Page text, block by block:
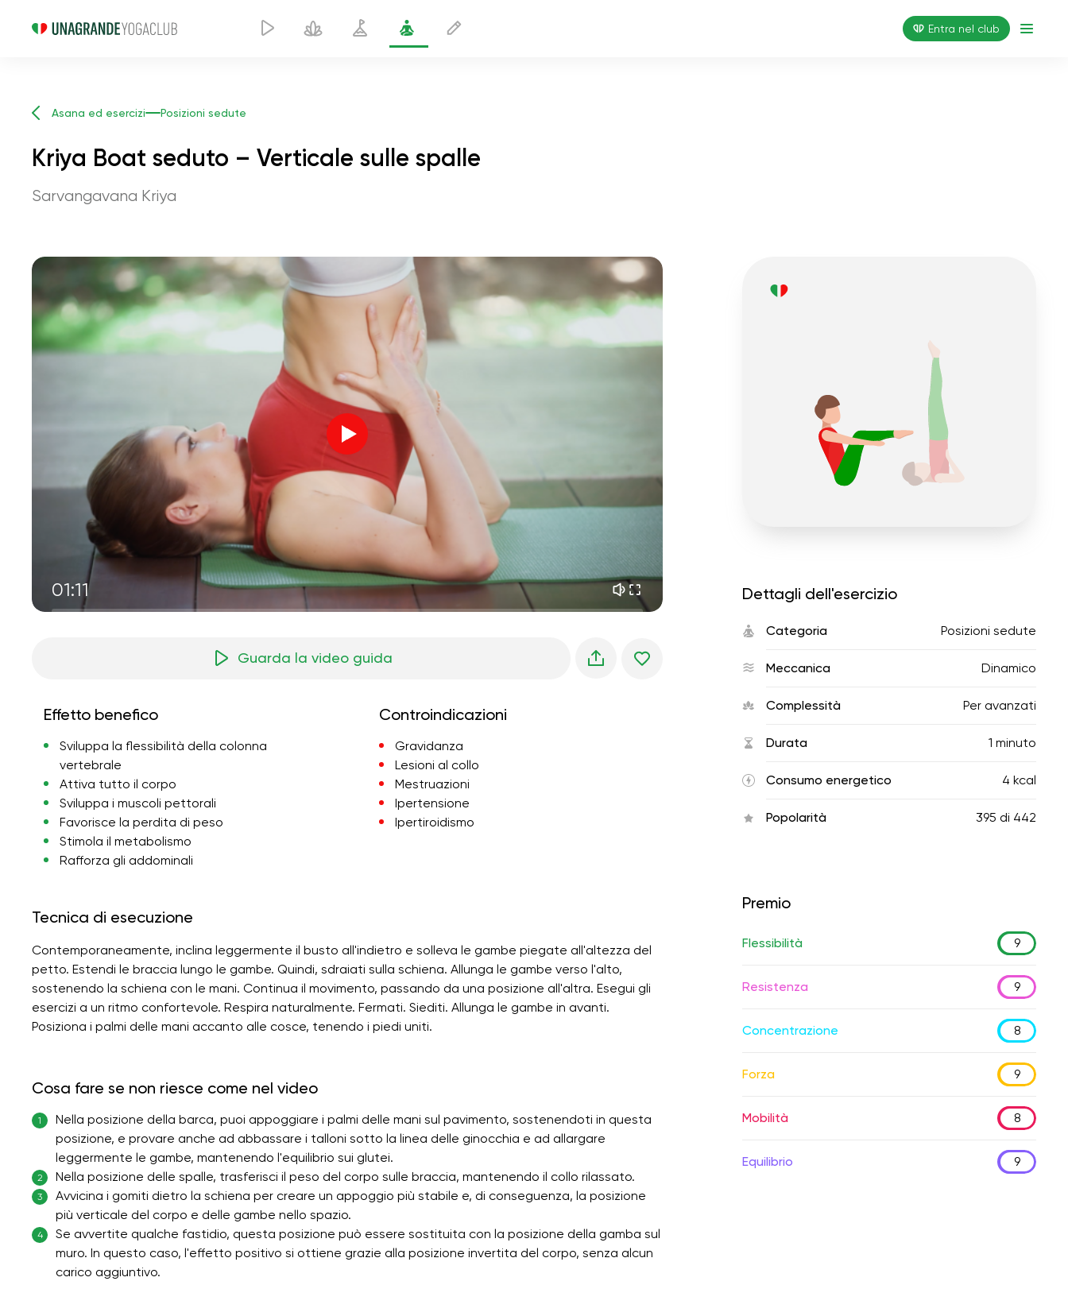
Entra nel club
Asana ed esercizi Posizioni sedute
Kriya Boat seduto – Verticale sulle spalle
Sarvangavana Kriya
01:11
Voce dell'istruttore
volo dell'anima
pace interiore
sogni mattutini
freschezza della foresta
pioggia estiva
silenzio di montagna
brezza marina
la voce del vento
foresta di primavera 02:00
Guarda la video guida
Effetto benefico
Sviluppa la flessibilità della colonna
vertebrale
Attiva tutto il corpo
Sviluppa i muscoli pettorali
Favorisce la perdita di peso
Stimola il metabolismo
Rafforza gli addominali
Controindicazioni
Gravidanza
Lesioni al collo
Mestruazioni
Ipertensione
Ipertiroidismo
Tecnica di esecuzione
Contemporaneamente, inclina leggermente il busto all'indietro e solleva le gambe piegate all'altezza del
petto. Estendi le braccia lungo le gambe. Quindi, sdraiati sulla schiena. Allunga le gambe verso l'alto,
sostenendo la schiena con le mani. Continua il movimento, passando da una posizione all'altra. Esegui gli
esercizi a un ritmo confortevole. Respira naturalmente. Fermati. Siediti. Allunga le gambe in avanti.
Posiziona i palmi delle mani accanto alle cosce, tenendo i piedi uniti.
Cosa fare se non riesce come nel video
1
Nella posizione della barca, puoi appoggiare i palmi delle mani sul pavimento, sostenendoti in questa
posizione, e provare anche ad abbassare i talloni sotto la linea delle ginocchia e ad allargare
leggermente le gambe, mantenendo l'equilibrio sui glutei.
2 Nella posizione delle spalle, trasferisci il peso del corpo sulle braccia, mantenendo il collo rilassato.
3
Avvicina i gomiti dietro la schiena per creare un appoggio più stabile e, di conseguenza, la posizione
più verticale del corpo e delle gambe nello spazio.
4
Se avvertite qualche fastidio, questa posizione può essere sostituita con la posizione della gamba sul
muro. In questo caso, l'effetto positivo si ottiene grazie alla posizione invertita del corpo, senza alcun
carico aggiuntivo.
Dettagli dell'esercizio
Categoria Posizioni sedute
Meccanica Dinamico
Complessità Per avanzati
Durata 1 minuto
Consumo energetico 4 kcal
Popolarità 395 di 442
Premio
Flessibilità 9
Resistenza 9
Concentrazione 8
Forza 9
Mobilità 8
Equilibrio 9